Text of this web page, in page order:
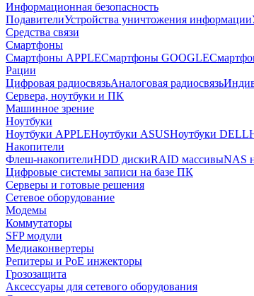
Информационная безопасность
ПодавителиУстройства уничтожения информации
Средства связи
Смартфоны
Смартфоны APPLEСмартфоны GOOGLE
Рации
Цифровая радиосвязьАналоговая радиосвязь
Сервера, ноутбуки и ПК
Машинное зрение
Ноутбуки
Ноутбуки APPLEНоутбуки ASUSНоутбуки DELL
Накопители
Флеш-накопителиHDD дискиRAID массивыNAS
Цифровые системы записи на базе ПК
Серверы и готовые решения
Сетевое оборудование
Модемы
Коммутаторы
SFP модули
Медиаконвертеры
Репитеры и PoE инжекторы
Грозозащита
Аксессуары для сетевого оборудования